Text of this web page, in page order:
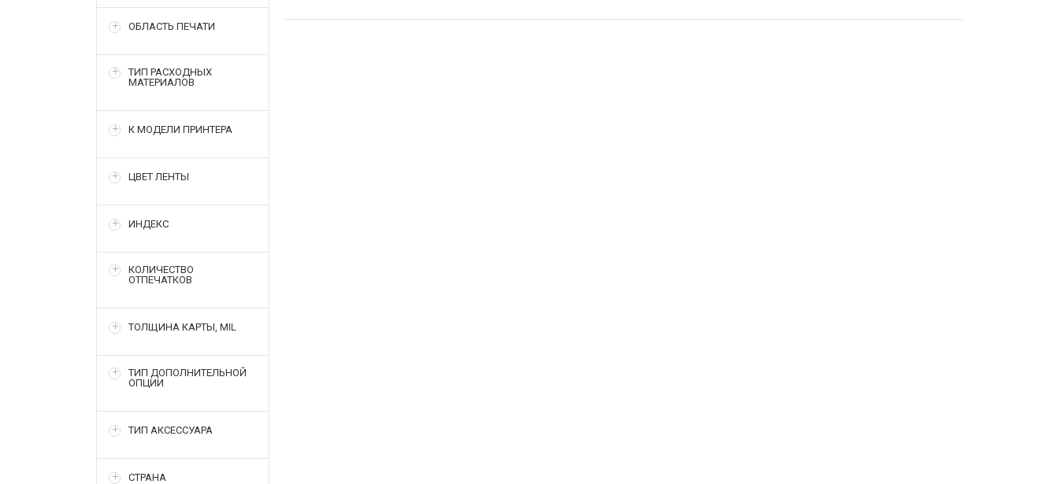
ОБЛАСТЬ ПЕЧАТИ
ТИП РАСХОДНЫХ
МАТЕРИАЛОВ
К МОДЕЛИ ПРИНТЕРА
ЦВЕТ ЛЕНТЫ
ИНДЕКС
КОЛИЧЕСТВО
ОТПЕЧАТКОВ
ТОЛЩИНА КАРТЫ, MIL
ТИП ДОПОЛНИТЕЛЬНОЙ
ОПЦИИ
ТИП АКСЕССУАРА
СТРАНА